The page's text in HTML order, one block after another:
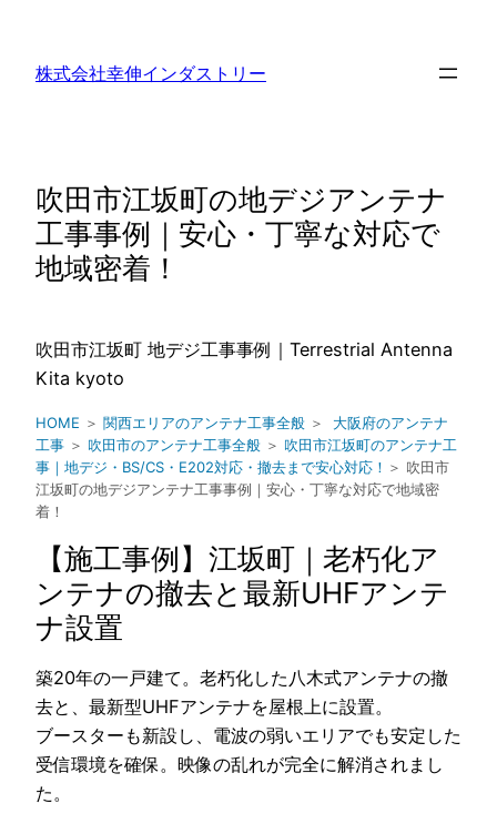
株式会社幸伸インダストリー
吹田市江坂町の地デジアンテナ
工事事例｜安心・丁寧な対応で
地域密着！
吹田市江坂町 地デジ工事事例｜Terrestrial Antenna
Kita kyoto
HOME ＞ 関西エリアのアンテナ工事全般 ＞ 大阪府のアンテナ
工事 ＞ 吹田市のアンテナ工事全般 ＞ 吹田市江坂町のアンテナ工
事｜地デジ・BS/CS・E202対応・撤去まで安心対応！ ＞ 吹田市
江坂町の地デジアンテナ工事事例｜安心・丁寧な対応で地域密
着！
【施工事例】江坂町｜老朽化ア
ンテナの撤去と最新UHFアンテ
ナ設置
築20年の一戸建て。老朽化した八木式アンテナの撤
去と、最新型UHFアンテナを屋根上に設置。
ブースターも新設し、電波の弱いエリアでも安定した
受信環境を確保。映像の乱れが完全に解消されまし
た。